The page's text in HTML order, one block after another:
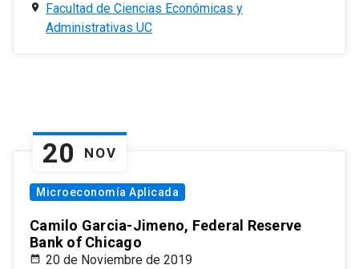
Facultad de Ciencias Económicas y
Administrativas UC
20 NOV
Microeconomía Aplicada
Camilo Garcia-Jimeno, Federal Reserve
Bank of Chicago
20 de Noviembre de 2019